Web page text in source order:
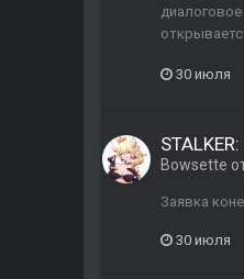
30 июля
Bowsette
Заявка
30 июля